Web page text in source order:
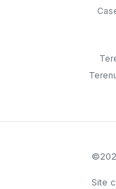
©
Site